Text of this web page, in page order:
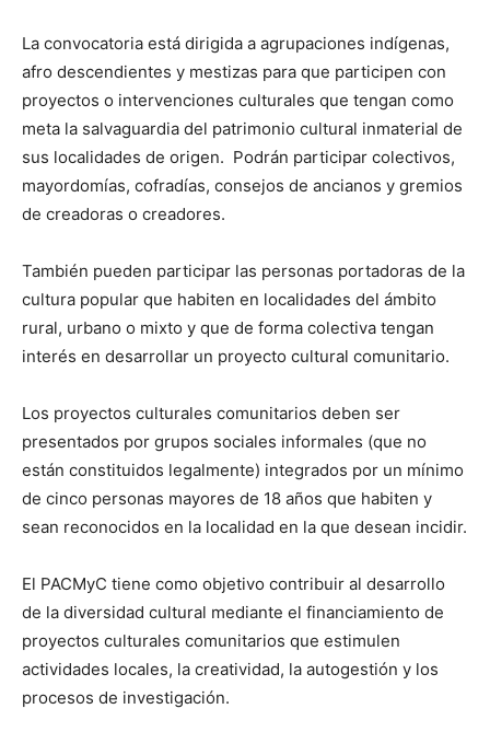
La convocatoria está dirigida a agrupaciones indígenas,
afro descendientes y mestizas para que participen con
proyectos o intervenciones culturales que tengan como
meta la salvaguardia del patrimonio cultural inmaterial de
sus localidades de origen. Podrán participar colectivos,
mayordomías, cofradías, consejos de ancianos y gremios
de creadoras o creadores.
También pueden participar las personas portadoras de la
cultura popular que habiten en localidades del ámbito
rural, urbano o mixto y que de forma colectiva tengan
interés en desarrollar un proyecto cultural comunitario.
Los proyectos culturales comunitarios deben ser
presentados por grupos sociales informales (que no
están constituidos legalmente) integrados por un mínimo
de cinco personas mayores de 18 años que habiten y
sean reconocidos en la localidad en la que desean incidir.
El PACMyC tiene como objetivo contribuir al desarrollo
de la diversidad cultural mediante el financiamiento de
proyectos culturales comunitarios que estimulen
actividades locales, la creatividad, la autogestión y los
procesos de investigación.